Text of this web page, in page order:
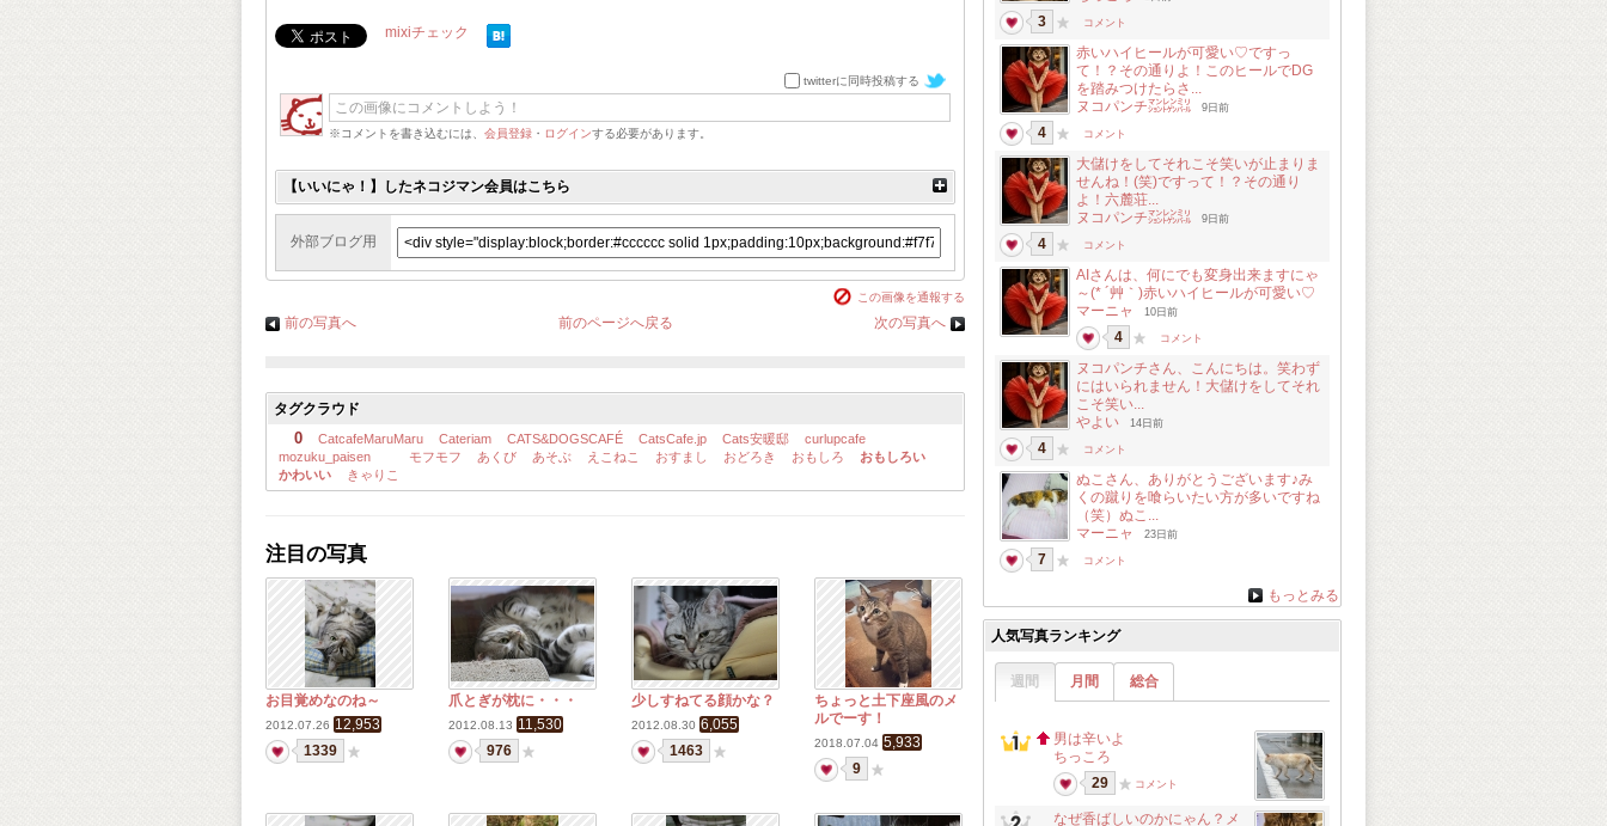
mixiチェック
twitterに同時投稿する
※コメントを書き込むには、 会員登録 ・ ログインする必要があります。
【いいにゃ！】したネコジマン会員はこちら
外部ブログ用
この画像を通報する
前の写真へ 前のページへ戻る 次の写真へ
タグクラウド
0 CatcafeMaruMaru Cateriam CATS&DOGSCAFÉ CatsCafe.jp Cats安暖邸
curlupcafe
mozuku_paisen
モフモフ あくび あそぶ えこねこ おすまし おどろき おもしろ
おもしろい
かわいい
きゃりこ
注目の写真
お目覚めなのね～
2012.07.26 12,953
1339
爪とぎが枕に・・・
2012.08.13 11,530
976
少しすねてる顔かな？
2012.08.30 6,055
1463
ちょっと土下座風のメ
ルでーす！
2018.07.04 5,933
9
3 コメント
赤いハイヒールが可愛い♡ですっ
て！？その通りよ！このヒールでDG
を踏みつけたらさ...
ヌコパンチ㍇㍖㍊
9日前
4 コメント
大儲けをしてそれこそ笑いが止まりま
せんね！(笑)ですって！？その通り
よ！六麓荘...
ヌコパンチ㍇㍖㍊
9日前
4 コメント
AIさんは、何にでも変身出来ますにゃ
～(* ´艸｀)赤いハイヒールが可愛い♡
マーニャ
10日前
4 コメント
ヌコパンチさん、こんにちは。笑わず
にはいられません！大儲けをしてそれ
こそ笑い...
やよい
14日前
4 コメント
ぬこさん、ありがとうございます♪み
くの蹴りを喰らいたい方が多いですね
（笑）ぬこ...
マーニャ
23日前
7 コメント
もっとみる
人気写真ランキング
週間 月間 総合
男は辛いよ
ちっころ
29
コメント
なぜ香ばしいのかにゃん？メ